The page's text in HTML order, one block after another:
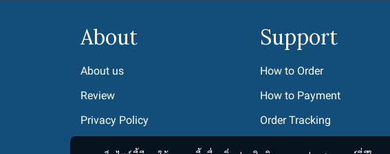
About
About us
Review
Privacy Policy
Support
How to Order
How to Payment
Order Tracking